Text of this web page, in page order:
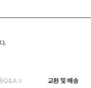
.
Q&A 0 교환 및 배송